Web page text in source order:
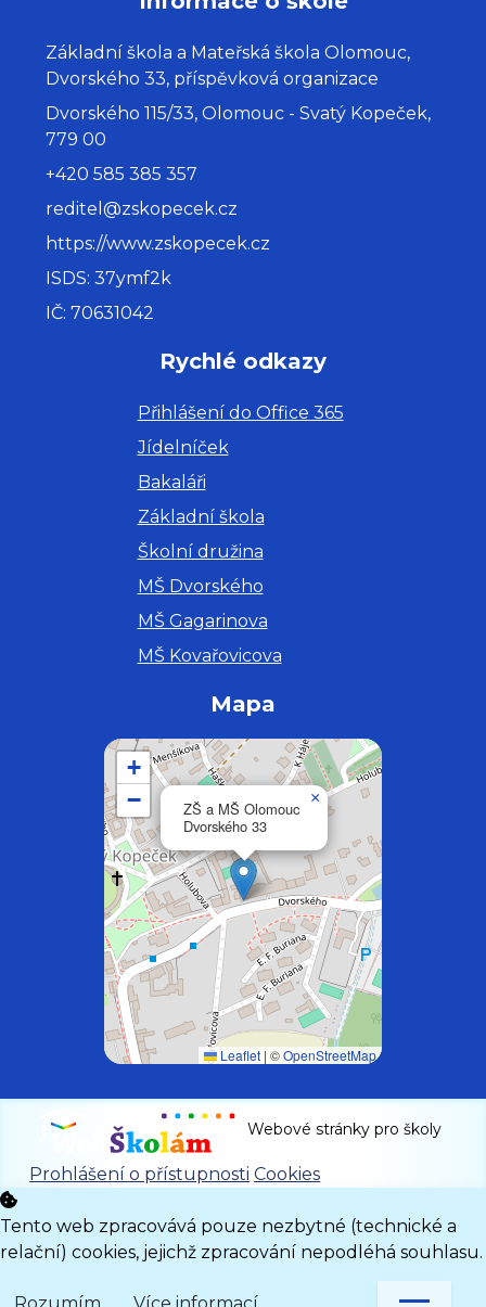
Základní škola a Mateřská škola Olomouc,
Dvorského 33, příspěvková organizace
Dvorského 115/33, Olomouc - Svatý Kopeček,
779 00
+420 585 385 357
reditel@zskopecek.cz
https://www.zskopecek.cz
ISDS: 37ymf2k
IČ: 70631042
Rychlé odkazy
Přihlášení do Office 365
Jídelníček
Bakaláři
Základní škola
Školní družina
MŠ Dvorského
MŠ Gagarinova
MŠ Kovařovicova
Mapa
ZŠ a MŠ Olomouc
Dvorského 33
×
+
−
Leaflet | ©OpenStreetMap
Webové stránky pro školy
Prohlášení o přístupnosti Cookies
Tento web zpracovává pouze nezbytné (technické a
relační) cookies, jejichž zpracování nepodléhá souhlasu.